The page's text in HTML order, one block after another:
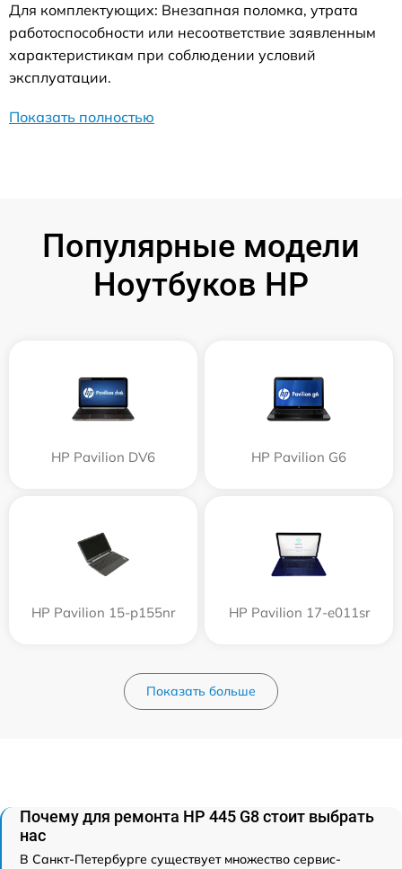
Для комплектующих: Внезапная поломка, утрата
работоспособности или несоответствие заявленным
характеристикам при соблюдении условий
эксплуатации.
Показать полностью
Популярные модели
Ноутбуков HP
HP Pavilion DV6 HP Pavilion G6
HP Pavilion 15-p155nr HP Pavilion 17-e011sr
Показать больше
Почему для ремонта HP 445 G8 стоит выбрать
нас
В Санкт-Петербурге существует множество сервис-